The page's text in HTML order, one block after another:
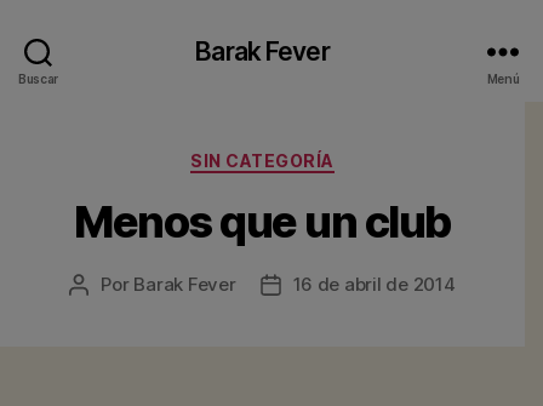
Buscar
Barak Fever
Menú
Categorías
SIN CATEGORÍA
Menos que un club
Autor
Por Barak Fever
Fecha16 de abril de 2014